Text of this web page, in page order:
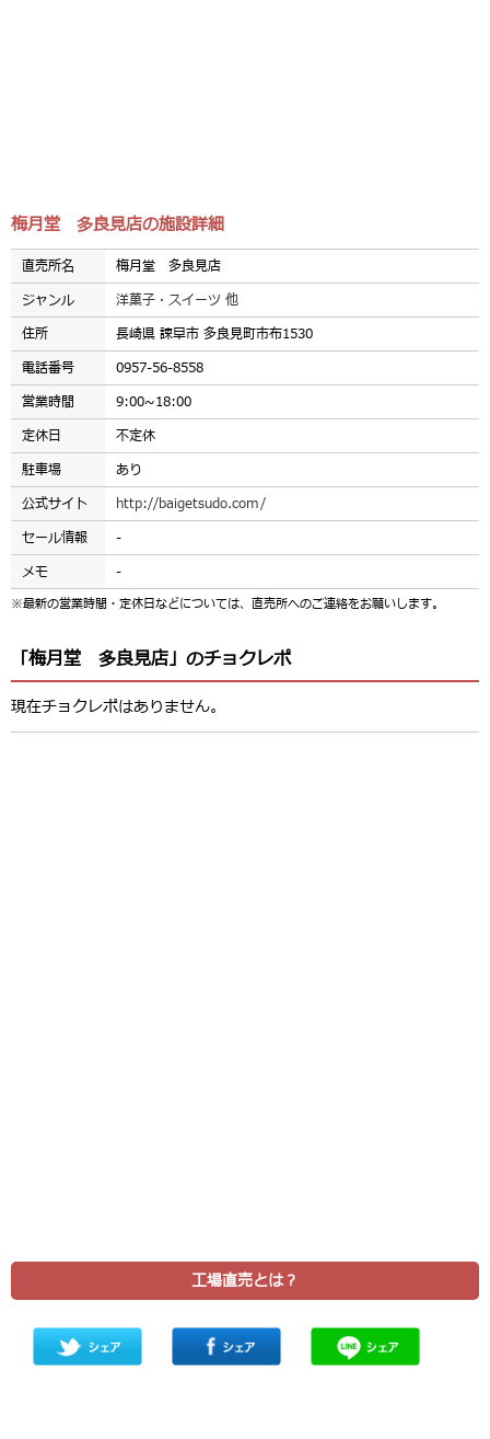
梅月堂 多良見店の施設詳細
直売所名
梅月堂 多良見店
ジャンル
洋菓子・スイーツ 他
住所
長崎県 諫早市 多良見町市布1530
電話番号
0957-56-8558
営業時間
9:00~18:00
定休日
不定休
駐車場
あり
公式サイト
http://baigetsudo.com/
セール情報
-
メモ
-
※最新の営業時間・定休日などについては、直売所へのご連絡をお願いします。
「梅月堂 多良見店」のチョクレポ
現在チョクレポはありません。
工場直売とは？